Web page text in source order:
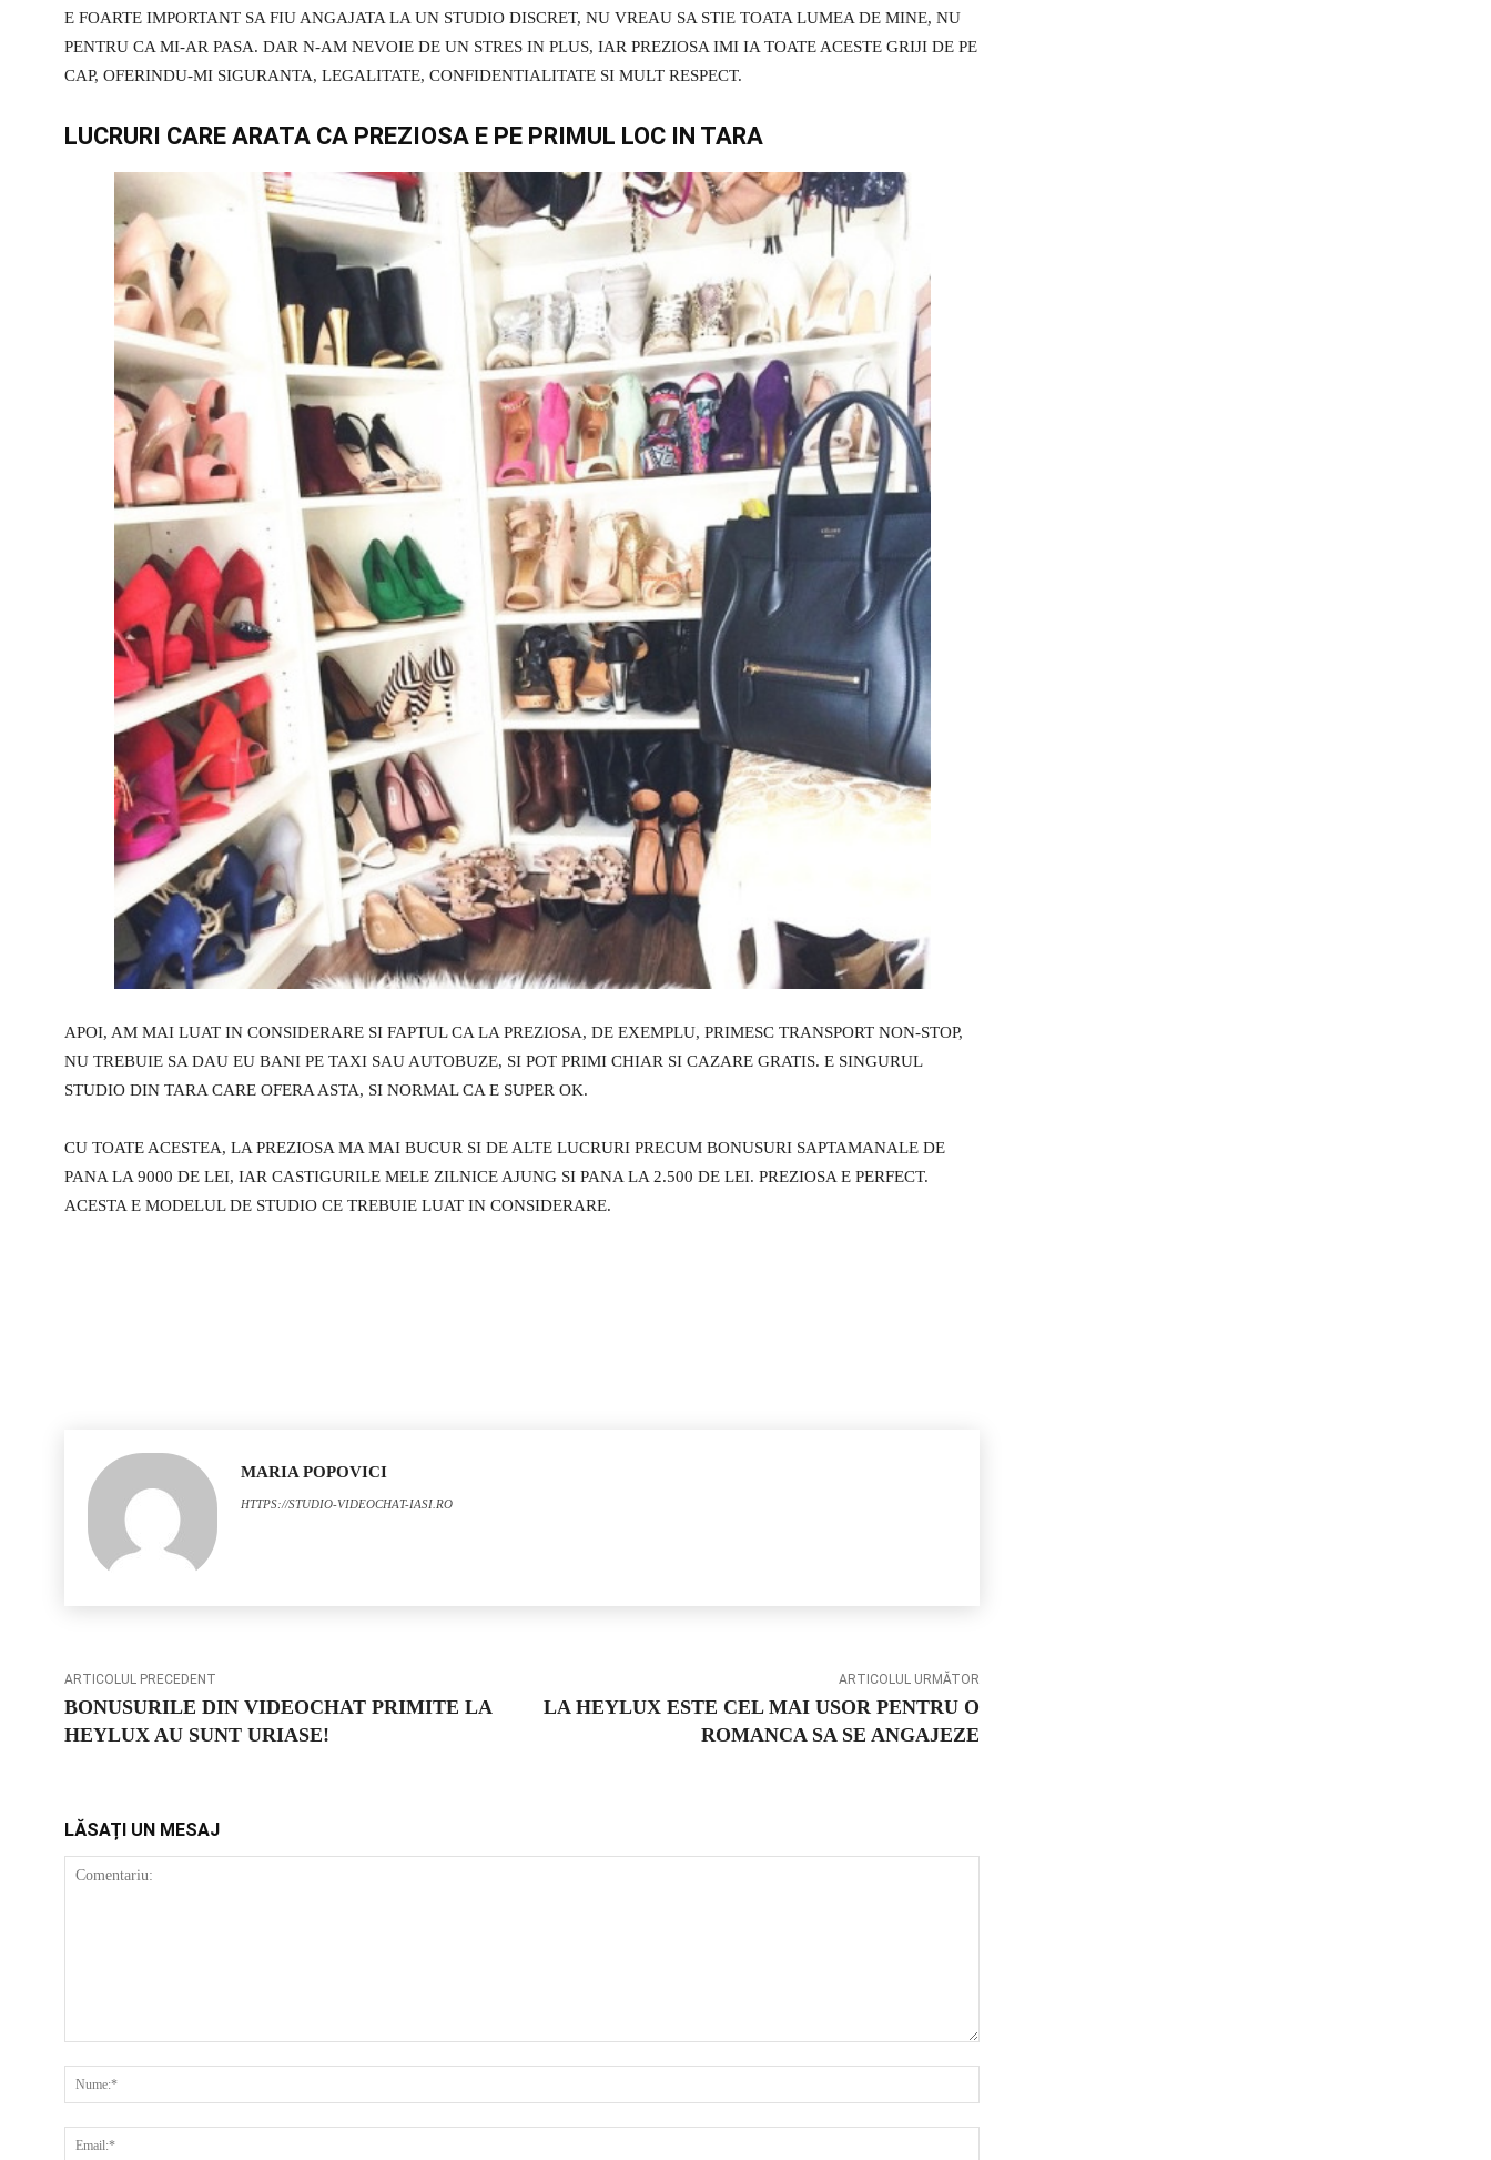
E FOARTE IMPORTANT SA FIU ANGAJATA LA UN STUDIO DISCRET, NU VREAU SA STIE TOATA LUMEA DE MINE, NU
PENTRU CA MI-AR PASA. DAR N-AM NEVOIE DE UN STRES IN PLUS, IAR PREZIOSA IMI IA TOATE ACESTE GRIJI DE PE
CAP, OFERINDU-MI SIGURANTA, LEGALITATE, CONFIDENTIALITATE SI MULT RESPECT.
LUCRURI CARE ARATA CA PREZIOSA E PE PRIMUL LOC IN TARA
APOI, AM MAI LUAT IN CONSIDERARE SI FAPTUL CA LA PREZIOSA, DE EXEMPLU, PRIMESC TRANSPORT NON-STOP,
NU TREBUIE SA DAU EU BANI PE TAXI SAU AUTOBUZE, SI POT PRIMI CHIAR SI CAZARE GRATIS. E SINGURUL
STUDIO DIN TARA CARE OFERA ASTA, SI NORMAL CA E SUPER OK.
CU TOATE ACESTEA, LA PREZIOSA MA MAI BUCUR SI DE ALTE LUCRURI PRECUM BONUSURI SAPTAMANALE DE
PANA LA 9000 DE LEI, IAR CASTIGURILE MELE ZILNICE AJUNG SI PANA LA 2.500 DE LEI. PREZIOSA E PERFECT.
ACESTA E MODELUL DE STUDIO CE TREBUIE LUAT IN CONSIDERARE.
MARIA POPOVICI
HTTPS://STUDIO-VIDEOCHAT-IASI.RO
ARTICOLUL PRECEDENT
BONUSURILE DIN VIDEOCHAT PRIMITE LA
HEYLUX AU SUNT URIASE!
ARTICOLUL URMĂTOR
LA HEYLUX ESTE CEL MAI USOR PENTRU O
ROMANCA SA SE ANGAJEZE
LĂSAȚI UN MESAJ